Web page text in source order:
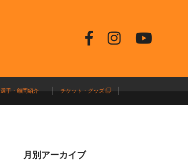
選手・顧問紹介 チケット・グッズ
月別アーカイブ